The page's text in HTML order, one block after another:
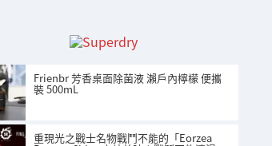
Frienbr 芳香桌面除菌液 瀨戶內檸檬 便攜
裝 500mL
重現光之戰士名物戰鬥不能的「Eorzea